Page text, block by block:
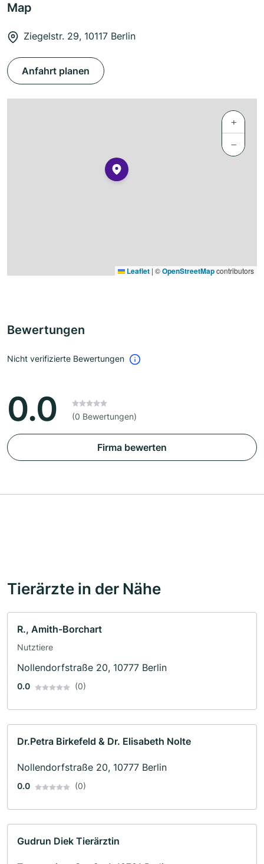
Map
Ziegelstr. 29, 10117 Berlin
Anfahrt planen
+
−
Leaflet | ©OpenStreetMapcontributors
Bewertungen
Nicht verifizierte Bewertungen
0.0 (0 Bewertungen)
Firma bewerten
Tierärzte in der Nähe
R., Amith-Borchart
Nutztiere
Nollendorfstraße 20, 10777 Berlin
0.0 (0)
Dr.Petra Birkefeld & Dr. Elisabeth Nolte
Nollendorfstraße 20, 10777 Berlin
0.0 (0)
Gudrun Diek Tierärztin